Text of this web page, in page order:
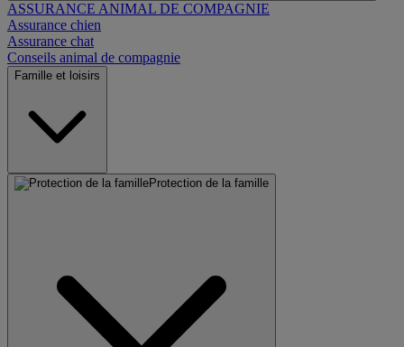
ASSURANCE ANIMAL DE COMPAGNIE
Assurance chien
Assurance chat
Conseils animal de compagnie
Famille et loisirs
Protection de la famille